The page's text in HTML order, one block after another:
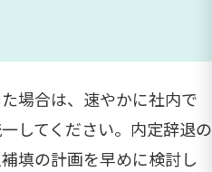
場合は、速やかに社内で
してください。内定辞退の
填の計画を早めに検討し